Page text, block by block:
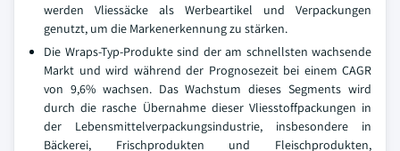
werden Vliessäcke als Werbeartikel und Verpackungen
genutzt, um die Markenerkennung zu stärken.
Die Wraps-Typ-Produkte sind der am schnellsten wachsende
Markt und wird während der Prognosezeit bei einem CAGR
von 9,6% wachsen. Das Wachstum dieses Segments wird
durch die rasche Übernahme dieser Vliesstoffpackungen in
der Lebensmittelverpackungsindustrie, insbesondere in
Bäckerei, Frischprodukten und Fleischprodukten,